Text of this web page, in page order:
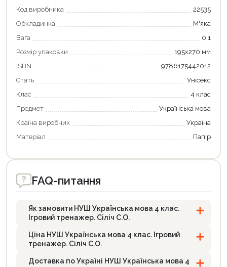
Код виробника
22535
Обкладинка
М'яка
Вага
0.1
Розмір упаковки
195х270 мм
ISBN
9786175442012
Стать
Унісекс
Клас
4 клас
Предмет
Українська мова
Країна виробник
Україна
Матеріал
Папір
FAQ-питання
Як замовити НУШ Українська мова 4 клас.
Ігровий тренажер. Сіліч С.О.
Ціна НУШ Українська мова 4 клас. Ігровий
тренажер. Сіліч С.О.
Доставка по Україні НУШ Українська мова 4
Продовжити покупки